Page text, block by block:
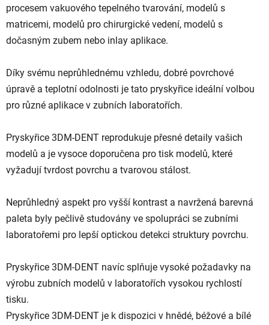
procesem vakuového tepelného tvarování, modelů s
matricemi, modelů pro chirurgické vedení, modelů s
dočasným zubem nebo inlay aplikace.
Díky svému neprůhlednému vzhledu, dobré povrchové
úpravě a teplotní odolnosti je tato pryskyřice ideální volbou
pro různé aplikace v zubních laboratořích.
Pryskyřice 3DM-DENT reprodukuje přesné detaily vašich
modelů a je vysoce doporučena pro tisk modelů, které
vyžadují tvrdost povrchu a tvarovou stálost.
Neprůhledný aspekt pro vyšší kontrast a navržená barevná
paleta byly pečlivě studovány ve spolupráci se zubními
laboratořemi pro lepší optickou detekci struktury povrchu.
Pryskyřice 3DM-DENT navíc splňuje vysoké požadavky na
výrobu zubních modelů v laboratořích vysokou rychlostí
tisku.
Pryskyřice 3DM-DENT je k dispozici v hnědé, béžové a bílé